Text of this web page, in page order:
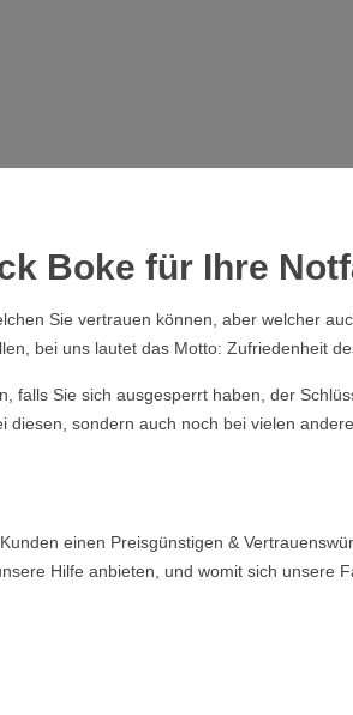
Boke für Ihre
Sie vertrauen können, aber welcher
bei uns lautet das Motto: Zufriedenheit
falls Sie sich ausgesperrt haben, der
sondern auch noch bei vielen
einen Preisgünstigen &
Hilfe anbieten, und womit sich unsere